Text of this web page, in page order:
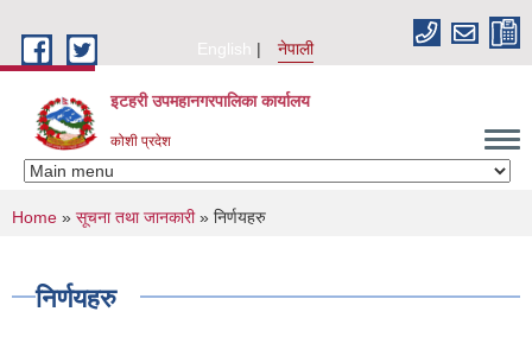
English
नेपाली
इटहरी उपमहानगरपालिका कार्यालय
कोशी प्रदेश
You are here
Home » सूचना तथा जानकारी» निर्णयहरु
निर्णयहरु